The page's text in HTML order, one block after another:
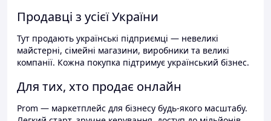
Продавці з усієї України
Тут продають українські підприємці — невеликі
майстерні, сімейні магазини, виробники та великі
компанії. Кожна покупка підтримує український бізнес.
Для тих, хто продає онлайн
Prom — маркетплейс для бізнесу будь-якого масштабу.